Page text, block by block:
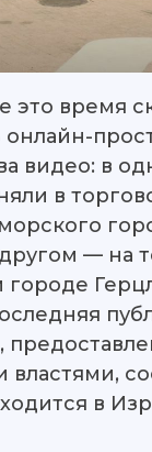
это время
видео: в
в
— на
властями,
в